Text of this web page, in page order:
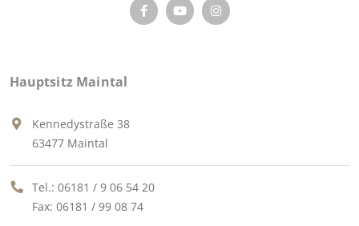
Hauptsitz Maintal
Kennedystraße 38
63477 Maintal
Tel.: 06181 / 9 06 54 20
Fax: 06181 / 99 08 74